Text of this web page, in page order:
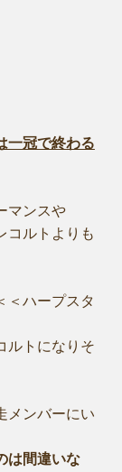
一冠で終わる
マンスや
コルトよりも
＜ハープスタ
ルトになりそ
メンバーにい
は間違いな